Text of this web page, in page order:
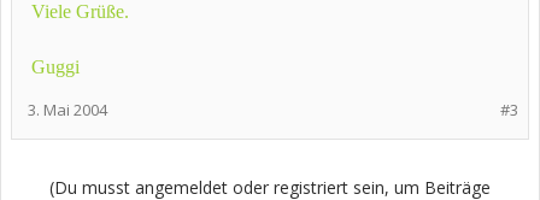
Viele Grüße.
Guggi
#3
3. Mai 2004
(Du musst angemeldet oder registriert sein, um Beiträge